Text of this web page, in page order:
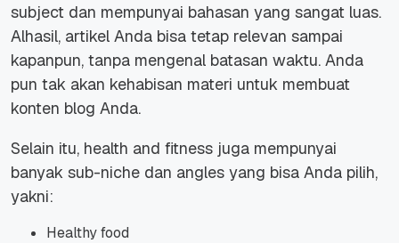
subject dan mempunyai bahasan yang sangat luas.
Alhasil, artikel Anda bisa tetap relevan sampai
kapanpun, tanpa mengenal batasan waktu. Anda
pun tak akan kehabisan materi untuk membuat
konten blog Anda.
Selain itu, health and fitness juga mempunyai
banyak sub-niche dan angles yang bisa Anda pilih,
yakni:
Healthy food